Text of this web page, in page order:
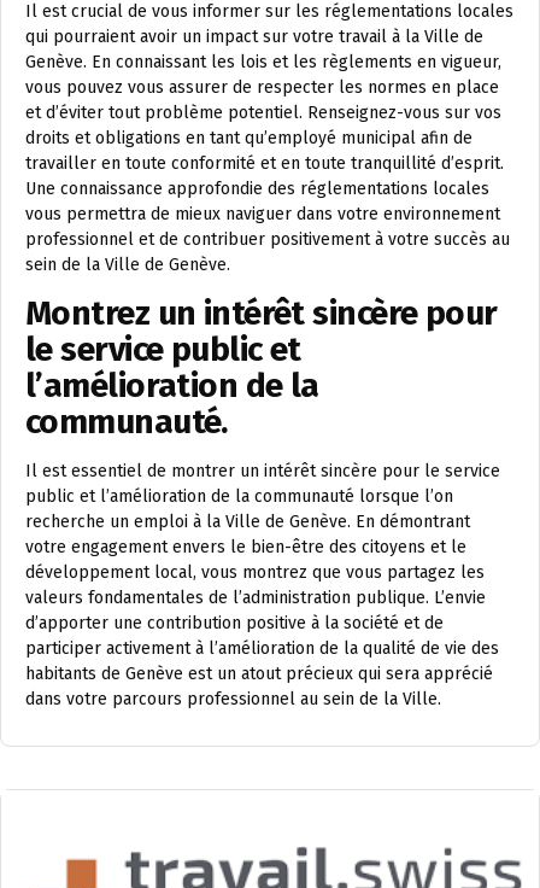
Il est crucial de vous informer sur les réglementations locales
qui pourraient avoir un impact sur votre travail à la Ville de
Genève. En connaissant les lois et les règlements en vigueur,
vous pouvez vous assurer de respecter les normes en place
et d’éviter tout problème potentiel. Renseignez-vous sur vos
droits et obligations en tant qu’employé municipal afin de
travailler en toute conformité et en toute tranquillité d’esprit.
Une connaissance approfondie des réglementations locales
vous permettra de mieux naviguer dans votre environnement
professionnel et de contribuer positivement à votre succès au
sein de la Ville de Genève.
Montrez un intérêt sincère pour
le service public et
l’amélioration de la
communauté.
Il est essentiel de montrer un intérêt sincère pour le service
public et l’amélioration de la communauté lorsque l’on
recherche un emploi à la Ville de Genève. En démontrant
votre engagement envers le bien-être des citoyens et le
développement local, vous montrez que vous partagez les
valeurs fondamentales de l’administration publique. L’envie
d’apporter une contribution positive à la société et de
participer activement à l’amélioration de la qualité de vie des
habitants de Genève est un atout précieux qui sera apprécié
dans votre parcours professionnel au sein de la Ville.